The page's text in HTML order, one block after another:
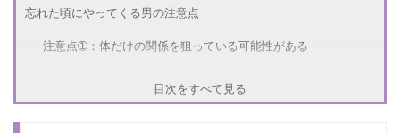
忘れた頃にやってくる男の注意点
注意点➀：体だけの関係を狙っている可能性がある
目次をすべて見る